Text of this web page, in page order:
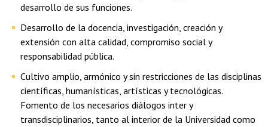
desarrollo de sus funciones.
Desarrollo de la docencia, investigación, creación y
extensión con alta calidad, compromiso social y
responsabilidad pública.
Cultivo amplio, armónico y sin restricciones de las disciplinas
científicas, humanísticas, artísticas y tecnológicas.
Fomento de los necesarios diálogos inter y
transdisciplinarios, tanto al interior de la Universidad como